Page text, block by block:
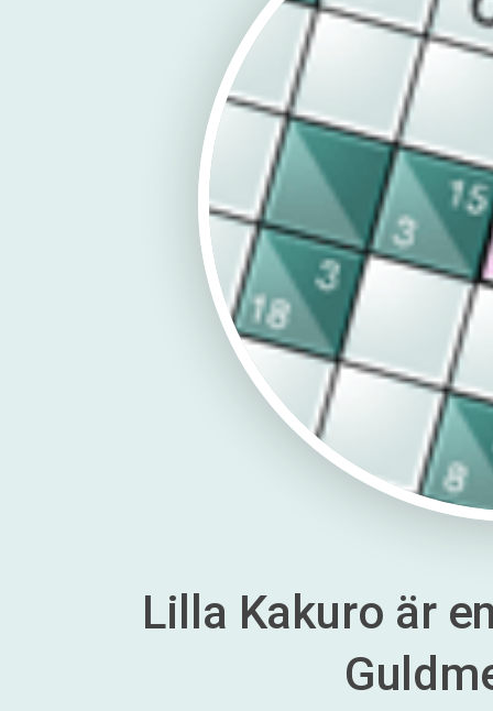
Lilla Kakuro är